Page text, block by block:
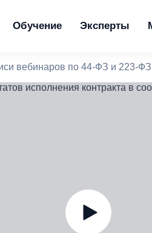
Обучение Эксперты
вебинаров по 44-ФЗ и 223-ФЗ